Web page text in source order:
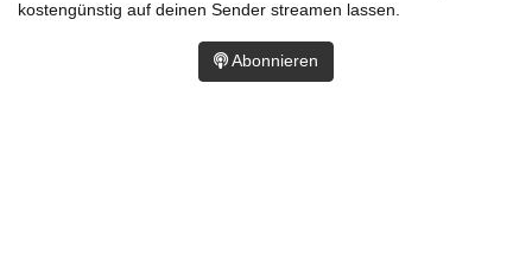
kostengünstig auf deinen Sender streamen lassen.
Abonnieren